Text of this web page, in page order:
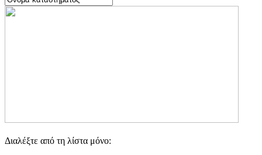
Διαλέξτε από τη λίστα μόνο: